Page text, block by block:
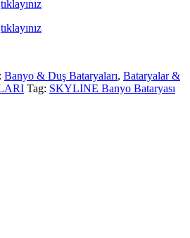
tıklayınız
tıklayınız
Banyo & Duş Bataryaları, Bataryalar &
Tag: SKYLINE Banyo Bataryası